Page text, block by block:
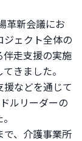
革新会議にお
ジェクト全体の
走支援の実施
きました。
などを通じて
ルリーダーの
、介護事業所